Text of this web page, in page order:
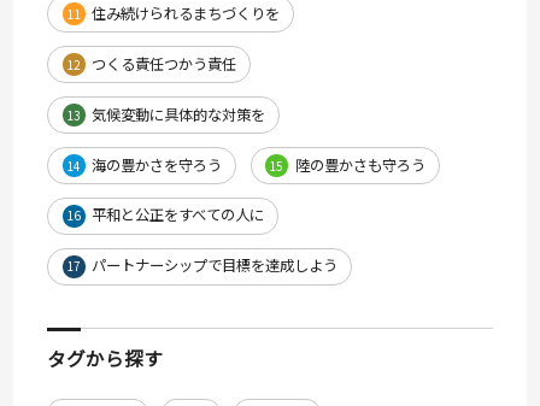
11 住み続けられるまちづくりを
12 つくる責任つかう責任
13 気候変動に具体的な対策を
14 海の豊かさを守ろう 15 陸の豊かさも守ろう
16 平和と公正をすべての人に
17 パートナーシップで目標を達成しよう
タグから探す